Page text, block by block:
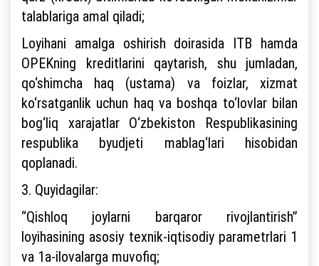
talablariga amal qiladi;
Loyihani amalga oshirish doirasida ITB hamda
OPEKning kreditlarini qaytarish, shu jumladan,
qo‘shimcha haq (ustama) va foizlar, xizmat
ko‘rsatganlik uchun haq va boshqa to‘lovlar bilan
bog‘liq xarajatlar O‘zbekiston Respublikasining
respublika byudjeti mablag‘lari hisobidan
qoplanadi.
3. Quyidagilar:
“Qishloq joylarni barqaror rivojlantirish”
loyihasining asosiy texnik-iqtisodiy parametrlari 1
va 1a-ilovalarga muvofiq;